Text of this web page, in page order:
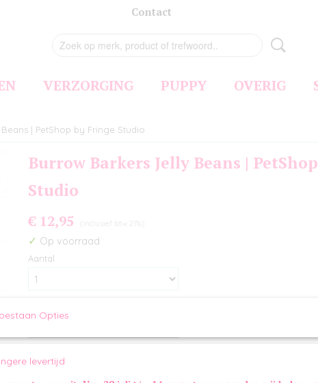
Contact
VERZORGING PUPPY OVERIG
| PetShop by Fringe Studio
Burrow Barkers Jelly Beans |
Studio
€ 12,95 (inclusief btw 21%)
✓ Op voorraad
Aantal
Omschrijving
Burrow Barkers Jelly Beans | PetShop by Fringe Studio
Opties
levertijd